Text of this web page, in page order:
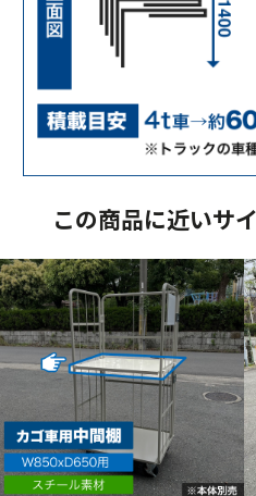
この商品に近いサ